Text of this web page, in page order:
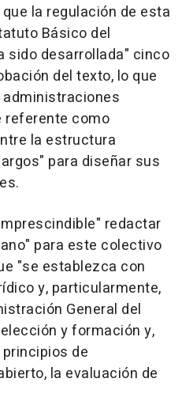
la regulación de esta
Básico del
sido desarrollada" cinco
del texto, lo que
referente como
la estructura
para diseñar sus
redactar
para este colectivo
"se establezca con
y, particularmente,
General del
y formación y,
de
la evaluación de